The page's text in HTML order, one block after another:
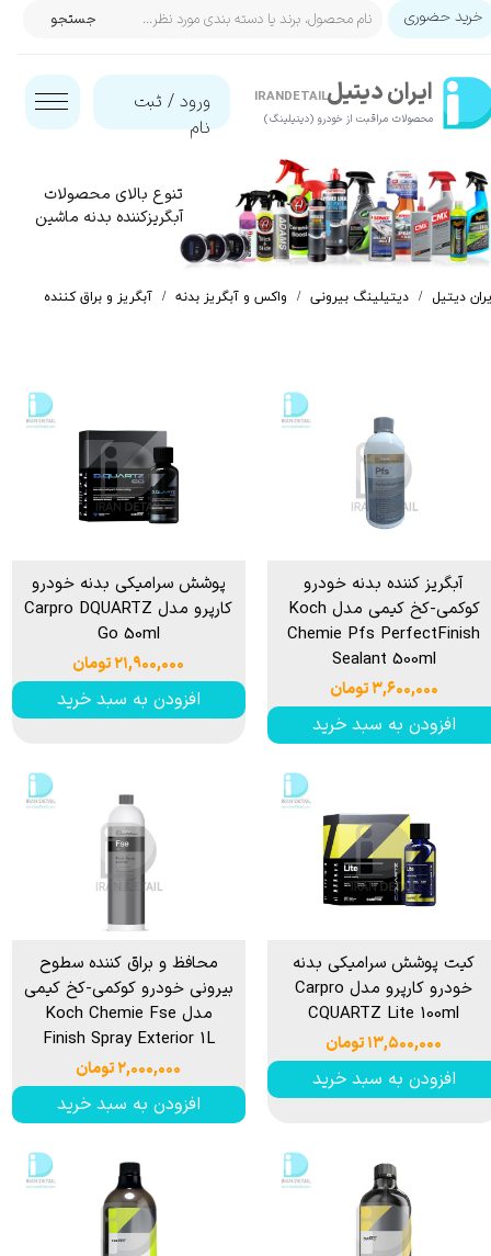
ایران‌ دیتیل
محصولات مراقبت از خودرو (دیتیلینگ)​​​​​​​
IRANDETAIL ورود / ثبت
نام
حساب کاربری من
تغییر گذر واژه
خروج از حساب کاربری
جستجو خرید حضوری
تنوع بالای محصولات
آبگریزکننده بدنه ماشین
دیتیل دیتیلینگ بیرونی واکس و آبگریز بدنه آبگریز و براق کننده
آبگریز کننده بدنه خودرو
کوکمی-کخ کیمی مدل Koch
Chemie Pfs PerfectFinish
Sealant 500ml
۳,۶۰۰,۰۰۰ تومان
افزودن به سبد خرید
پوشش سرامیکی بدنه خودرو
کارپرو مدل Carpro DQUARTZ
Go 50ml
۲۱,۹۰۰,۰۰۰ تومان
افزودن به سبد خرید
کیت پوشش سرامیکی بدنه
خودرو کارپرو مدل Carpro
CQUARTZ Lite 100ml
۱۳,۵۰۰,۰۰۰ تومان
افزودن به سبد خرید
محافظ و براق کننده سطوح
بیرونی خودرو کوکمی-کخ کیمی
مدل Koch Chemie Fse
Finish Spray Exterior 1L
۲,۰۰۰,۰۰۰ تومان
افزودن به سبد خرید